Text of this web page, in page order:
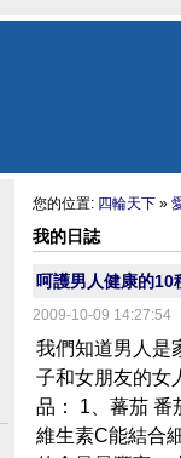
您的位置: 四輪天下 »
我的日誌
呵護男人健康的10
2009-10-09 14:27:54
我們知道男人是
子和女朋友的女
品： 1、蕃茄 番
維生素C能結合